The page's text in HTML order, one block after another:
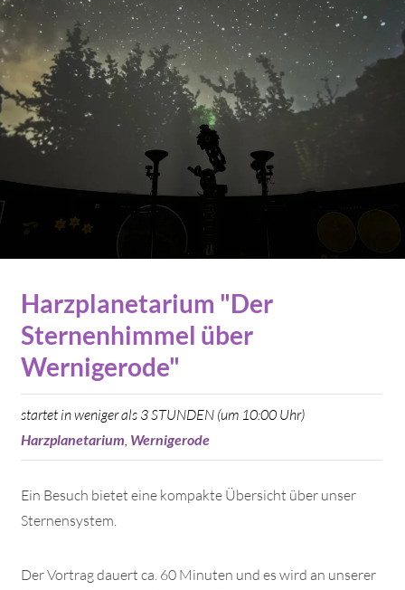
Harzplanetarium "Der
Sternenhimmel über
Wernigerode"
startet in weniger als 3 STUNDEN (um 10:00 Uhr)
Harzplanetarium, Wernigerode
Ein Besuch bietet eine kompakte Übersicht über unser
Sternensystem.
Der Vortrag dauert ca. 60 Minuten und es wird an unserer